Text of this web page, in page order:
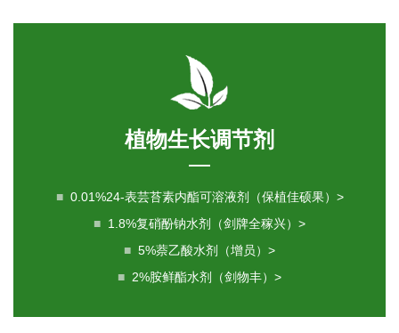
植物生长调节剂
■ 0.01%24-表芸苔素内酯可溶液剂（保植佳硕果）>
■ 1.8%复硝酚钠水剂（剑牌全稼兴）>
■ 5%萘乙酸水剂（增员）>
■ 2%胺鲜酯水剂（剑物丰）>